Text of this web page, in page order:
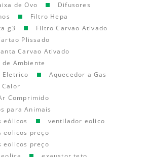
de Ovo
Difusores
Filtro Hepa
g3
Filtro Carvao Ativado
Plissado
Carvao Ativado
de Ambiente
Eletrico
Aquecedor a Gas
Calor
Comprimido
para Animais
eólicos
ventilador eolico
eolicos preço
eolicos preço